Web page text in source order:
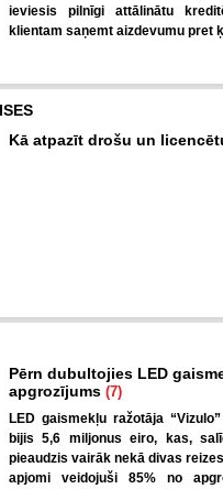
ieviesis pilnīgi attālinātu
klientam saņemt aizdevumu pret
Kā atpazīt drošu un
Pērn dubultojies LED
apgrozījums (7)
LED gaismekļu ražotāja
bijis 5,6 miljonus eiro, kas,
pieaudzis vairāk nekā divas
apjomi veidojuši 85% no